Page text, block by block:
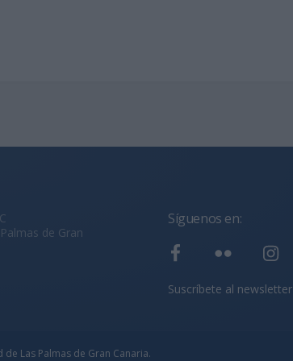
de Gran
Síguenos en:
Suscríbete al newsletter
Las Palmas de Gran Canaria.